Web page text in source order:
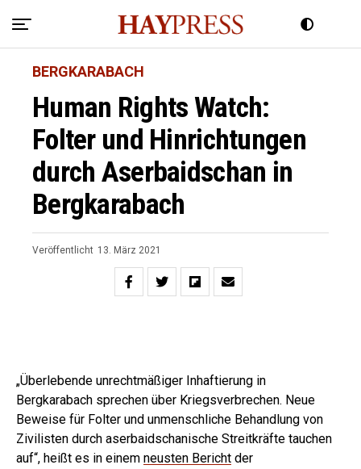
BERGKARABACH
Human Rights Watch:
Folter und Hinrichtungen
durch Aserbaidschan in
Bergkarabach
Veröffentlicht 13. März 2021
„Überlebende unrechtmäßiger Inhaftierung in
Bergkarabach sprechen über Kriegsverbrechen. Neue
Beweise für Folter und unmenschliche Behandlung von
Zivilisten durch aserbaidschanische Streitkräfte tauchen
auf“, heißt es in einem neusten Bericht der